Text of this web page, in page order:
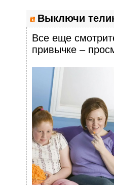
Выключи
Все еще
привычке –